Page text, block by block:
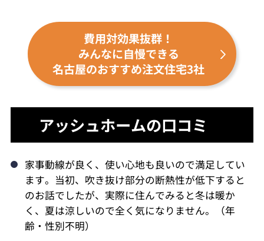
費用対効果抜群！
みんなに自慢できる
名古屋のおすすめ注文住宅3社
アッシュホームの口コミ
家事動線が良く、使い心地も良いので満足してい
ます。当初、吹き抜け部分の断熱性が低下すると
のお話でしたが、実際に住んでみると冬は暖か
く、夏は涼しいので全く気になりません。（年
齢・性別不明）